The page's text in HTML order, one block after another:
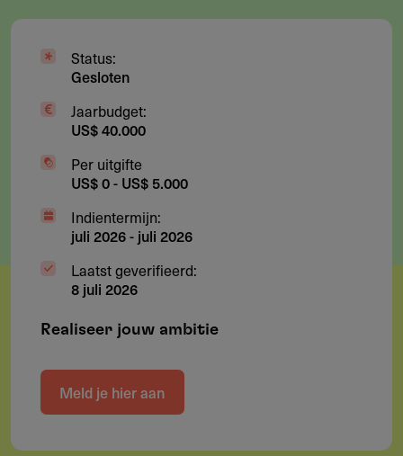
Status:
Gesloten
Jaarbudget:
US$ 40.000
Per uitgifte
US$ 0 - US$ 5.000
Indientermijn:
juli 2026- juli 2026
Laatst geverifieerd:
8 juli 2026
Realiseer jouw ambitie
Meld je hier aan